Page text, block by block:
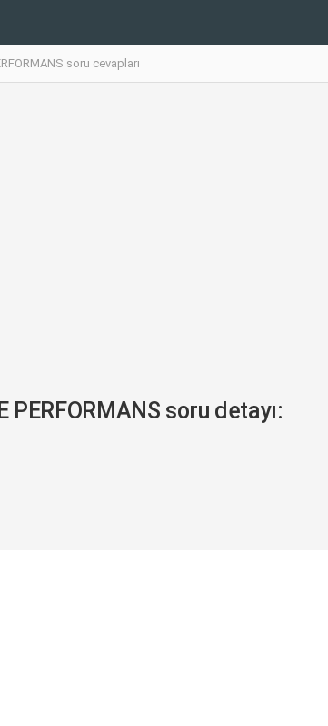
soru cevapları
PERFORMANS soru detayı: